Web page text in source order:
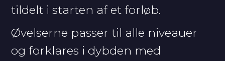
tildelt i starten af et forløb.
Øvelserne passer til alle niveauer
og forklares i dybden med